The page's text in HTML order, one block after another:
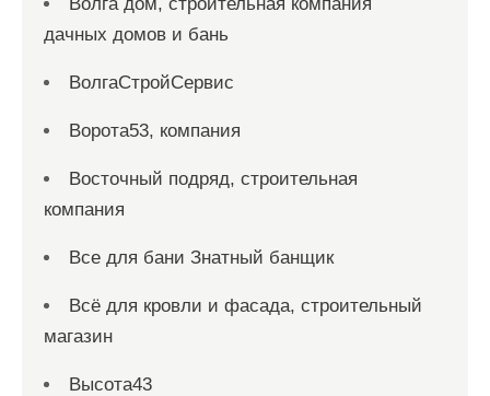
дачных домов и бань
ВолгаСтройСервис
Ворота53, компания
Восточный подряд, строительная
компания
Все для бани Знатный банщик
Всё для кровли и фасада, строительный
магазин
Высота43